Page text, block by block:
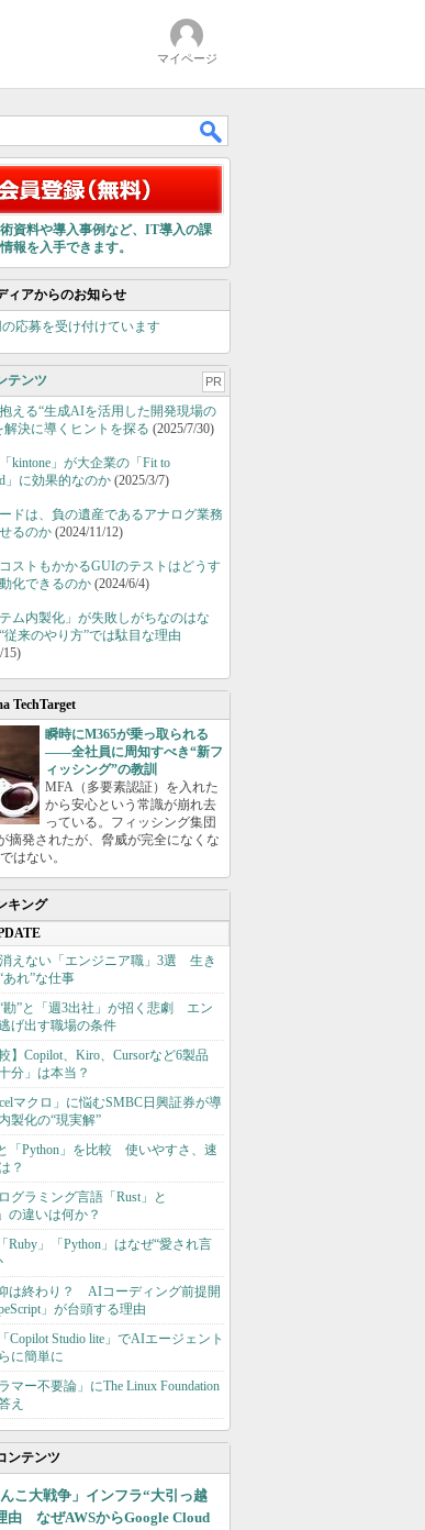
マイページ
資料や導入事例など、IT導入の課
報を入手できます。
ィアからのお知らせ
応募を受け付けています
テンツ PR
える“生成AIを活用した開発現場の
解決に導くヒントを探る (2025/7/30)
kintone」が大企業の「Fit to
」に効果的なのか (2025/3/7)
ドは、負の遺産であるアナログ業務
るのか (2024/11/12)
ストもかかるGUIのテストはどうす
化できるのか (2024/6/4)
テム内製化」が失敗しがちなのはな
来のやり方”では駄目な理由
15)
TechTarget
瞬時にM365が乗っ取られる
――全社員に周知すべき“新フ
ィッシング”の教訓
MFA（多要素認証）を入れた
から安心という常識が崩れ去
っている。フィッシング集団
が摘発されたが、脅威が完全になくな
はない。
キング
えない「エンジニア職」3選 生き
あれ”な仕事
勘”と「週3出社」が招く悲劇 エン
げ出す職場の条件
較】Copilot、Kiro、Cursorなど6製品
分」は本当？
マクロ」に悩むSMBC日興証券が導
製化の“現実解”
と「Python」を比較 使いやすさ、速
？
グラミング言語「Rust」と
の違いは何か？
Ruby」「Python」はなぜ“愛され言
は終わり？ AIコーディング前提開
」が台頭する理由
Copilot Studio lite」でAIエージェント
に簡単に
マー不要論」にThe Linux Foundation
え
ンテンツ
んこ大戦争」インフラ“大引っ越
由 なぜAWSからGoogle Cloud